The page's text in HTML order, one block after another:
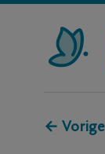
← Vorige